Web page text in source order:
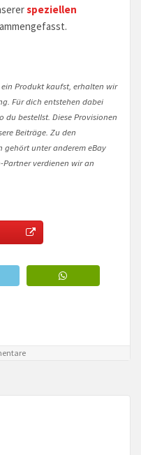
speziellen
Produkt kaufst, erhalten wir
Für dich entstehen dabei
bestellst. Diese Provisionen
Beiträge. Zu den
gehört unter anderem eBay
Partner verdienen wir an